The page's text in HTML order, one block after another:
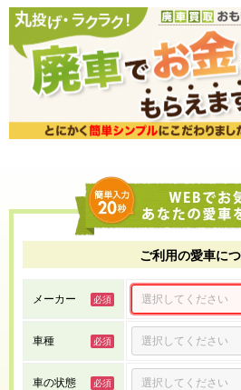
ご利用の愛車に
メーカー
車種
車の状態